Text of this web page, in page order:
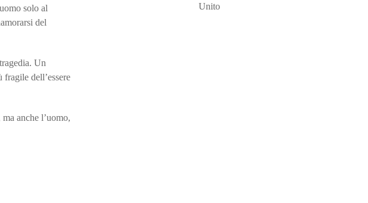
solo al
del
Un
dell’essere
anche l’uomo,
Unito